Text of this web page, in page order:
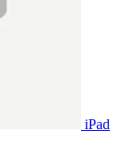
iPad